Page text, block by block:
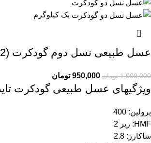
یک کیلوگرم
عسل طبیعی نسل دوم گودکرت (UHF+2)
1,000,000 تومان 950,000 تومان
ویژگیهای عسل طبیعی گودکرت
پرولین: 400
HMF: زیر 2
ساکارز: 2.8